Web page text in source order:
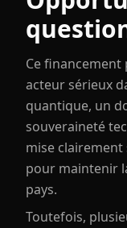
Ce financement
acteur sérieux
quantique, un
souveraineté
mise
pour maintenir
pays.
Toutefois,